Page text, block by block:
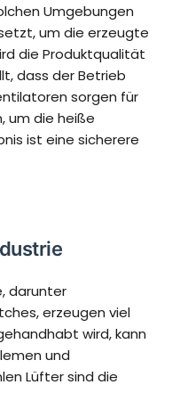
Umgebungen
um die erzeugte
die Produktqualität
dass der Betrieb
sorgen für
um die heiße
ist eine sicherere
darunter
erzeugen viel
wird, kann
und
Lüfter sind die